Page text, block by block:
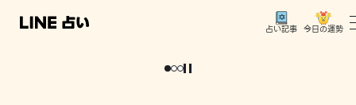
占い記事 今日の運勢
どうせなら
。